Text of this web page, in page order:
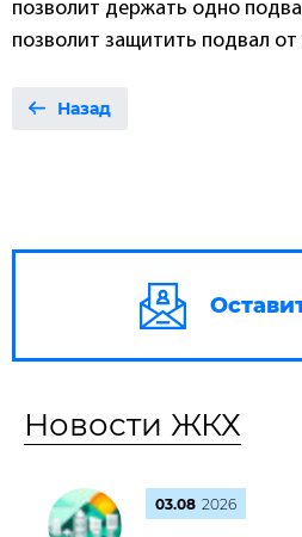
позволит держать одно
позволит защитить подвал
Назад
Новости ЖКХ
03.08 2026